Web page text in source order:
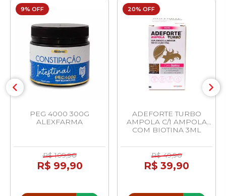
9% OFF
PEG 4000 300G
ALEXFARMA
R$ 109,90
R$ 99,90
20% OFF
ADEFORTE TURBO
AMPOLA C/1 AMPOLA
COM BIOTINA 3ML
R$ 49,90
R$ 39,90